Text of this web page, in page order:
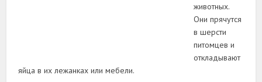
животных.
Они прячутся
в шерсти
питомцев и
откладывают
яйца в их лежанках или мебели.